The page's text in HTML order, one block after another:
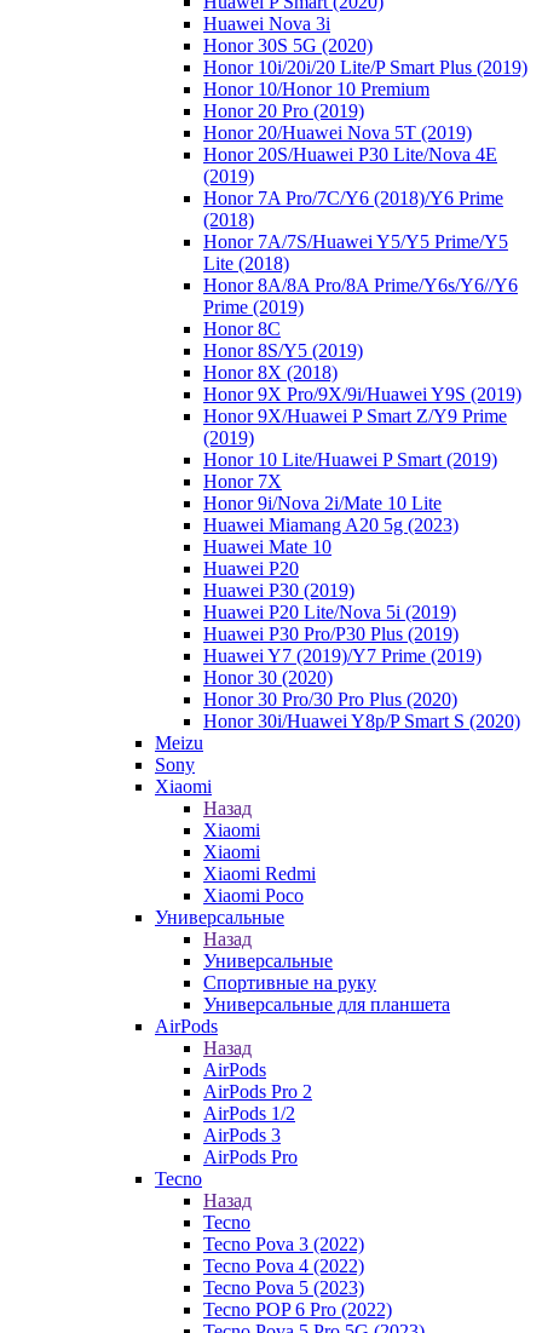
Huawei Nova 3i
Honor 30S 5G (2020)
Honor 10i/20i/20 Lite/P Smart Plus (2019)
Honor 10/Honor 10 Premium
Honor 20 Pro (2019)
Honor 20/Huawei Nova 5T (2019)
Honor 20S/Huawei P30 Lite/Nova 4E
(2019)
Honor 7A Pro/7C/Y6 (2018)/Y6 Prime
(2018)
Honor 7A/7S/Huawei Y5/Y5 Prime/Y5
Lite (2018)
Honor 8A/8A Pro/8A Prime/Y6s/Y6//Y6
Prime (2019)
Honor 8C
Honor 8S/Y5 (2019)
Honor 8X (2018)
Honor 9X Pro/9X/9i/Huawei Y9S (2019)
Honor 9X/Huawei P Smart Z/Y9 Prime
(2019)
Honor 10 Lite/Huawei P Smart (2019)
Honor 7X
Honor 9i/Nova 2i/Mate 10 Lite
Huawei Miamang A20 5g (2023)
Huawei Mate 10
Huawei P20
Huawei P30 (2019)
Huawei P20 Lite/Nova 5i (2019)
Huawei P30 Pro/P30 Plus (2019)
Huawei Y7 (2019)/Y7 Prime (2019)
Honor 30 (2020)
Honor 30 Pro/30 Pro Plus (2020)
Honor 30i/Huawei Y8p/P Smart S (2020)
Meizu
Sony
Xiaomi
Назад
Xiaomi
Xiaomi
Xiaomi Redmi
Xiaomi Poco
Универсальные
Назад
Универсальные
Спортивные на руку
Универсальные для планшета
AirPods
Назад
AirPods
AirPods Pro 2
AirPods 1/2
AirPods 3
AirPods Pro
Tecno
Назад
Tecno
Tecno Pova 3 (2022)
Tecno Pova 4 (2022)
Tecno Pova 5 (2023)
Tecno POP 6 Pro (2022)